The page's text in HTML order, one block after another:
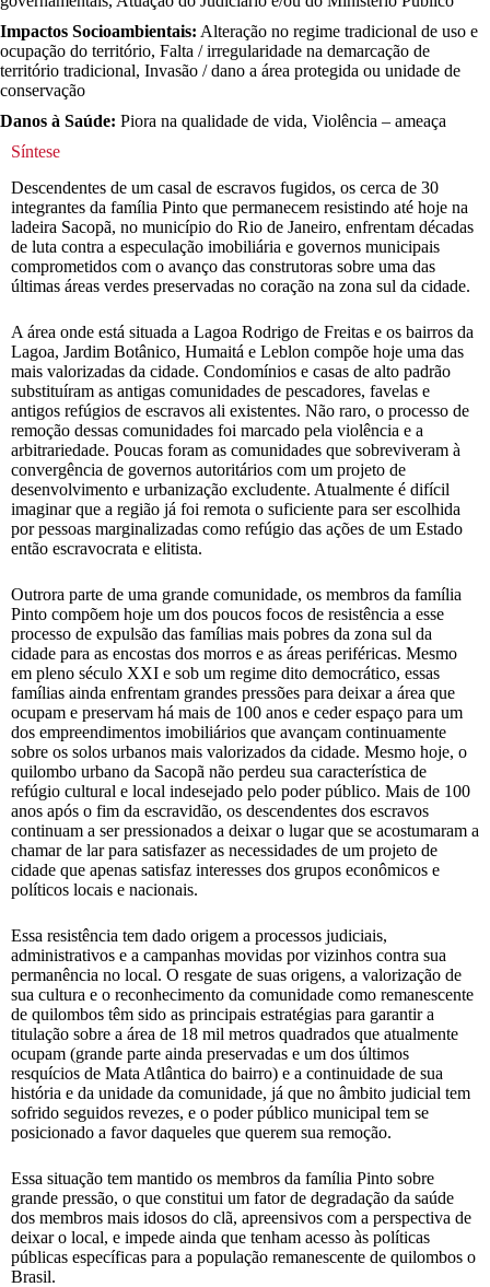
Impactos Socioambientais: Alteração no regime tradicional de uso e
ocupação do território, Falta / irregularidade na demarcação de
território tradicional, Invasão / dano a área protegida ou unidade de
conservação
Danos à Saúde: Piora na qualidade de vida, Violência – ameaça
Síntese
Descendentes de um casal de escravos fugidos, os cerca de 30
integrantes da família Pinto que permanecem resistindo até hoje na
ladeira Sacopã, no município do Rio de Janeiro, enfrentam décadas
de luta contra a especulação imobiliária e governos municipais
comprometidos com o avanço das construtoras sobre uma das
últimas áreas verdes preservadas no coração na zona sul da cidade.
A área onde está situada a Lagoa Rodrigo de Freitas e os bairros da
Lagoa, Jardim Botânico, Humaitá e Leblon compõe hoje uma das
mais valorizadas da cidade. Condomínios e casas de alto padrão
substituíram as antigas comunidades de pescadores, favelas e
antigos refúgios de escravos ali existentes. Não raro, o processo de
remoção dessas comunidades foi marcado pela violência e a
arbitrariedade. Poucas foram as comunidades que sobreviveram à
convergência de governos autoritários com um projeto de
desenvolvimento e urbanização excludente. Atualmente é difícil
imaginar que a região já foi remota o suficiente para ser escolhida
por pessoas marginalizadas como refúgio das ações de um Estado
então escravocrata e elitista.
Outrora parte de uma grande comunidade, os membros da família
Pinto compõem hoje um dos poucos focos de resistência a esse
processo de expulsão das famílias mais pobres da zona sul da
cidade para as encostas dos morros e as áreas periféricas. Mesmo
em pleno século XXI e sob um regime dito democrático, essas
famílias ainda enfrentam grandes pressões para deixar a área que
ocupam e preservam há mais de 100 anos e ceder espaço para um
dos empreendimentos imobiliários que avançam continuamente
sobre os solos urbanos mais valorizados da cidade. Mesmo hoje, o
quilombo urbano da Sacopã não perdeu sua característica de
refúgio cultural e local indesejado pelo poder público. Mais de 100
anos após o fim da escravidão, os descendentes dos escravos
continuam a ser pressionados a deixar o lugar que se acostumaram a
chamar de lar para satisfazer as necessidades de um projeto de
cidade que apenas satisfaz interesses dos grupos econômicos e
políticos locais e nacionais.
Essa resistência tem dado origem a processos judiciais,
administrativos e a campanhas movidas por vizinhos contra sua
permanência no local. O resgate de suas origens, a valorização de
sua cultura e o reconhecimento da comunidade como remanescente
de quilombos têm sido as principais estratégias para garantir a
titulação sobre a área de 18 mil metros quadrados que atualmente
ocupam (grande parte ainda preservadas e um dos últimos
resquícios de Mata Atlântica do bairro) e a continuidade de sua
história e da unidade da comunidade, já que no âmbito judicial tem
sofrido seguidos revezes, e o poder público municipal tem se
posicionado a favor daqueles que querem sua remoção.
Essa situação tem mantido os membros da família Pinto sobre
grande pressão, o que constitui um fator de degradação da saúde
dos membros mais idosos do clã, apreensivos com a perspectiva de
deixar o local, e impede ainda que tenham acesso às políticas
públicas específicas para a população remanescente de quilombos o
Brasil.